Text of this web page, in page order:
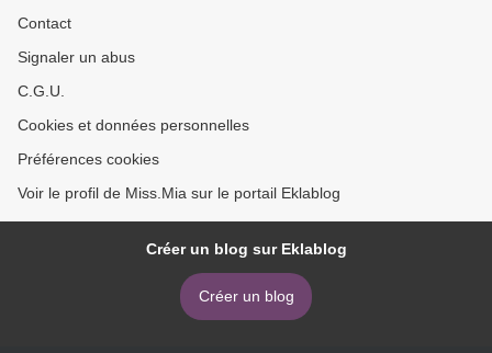
Contact
Signaler un abus
C.G.U.
Cookies et données personnelles
Préférences cookies
Voir le profil de Miss.Mia sur le portail Eklablog
Créer un blog sur Eklablog
Créer un blog